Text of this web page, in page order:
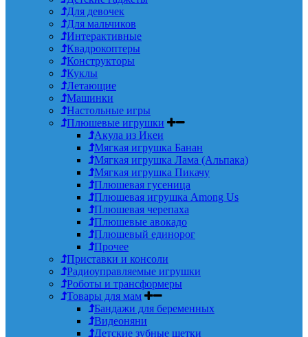
Для девочек
Для мальчиков
Интерактивные
Квадрокоптеры
Конструкторы
Куклы
Летающие
Машинки
Настольные игры
Плюшевые игрушки
Акула из Икеи
Мягкая игрушка Банан
Мягкая игрушка Лама (Альпака)
Мягкая игрушка Пикачу
Плюшевая гусеница
Плюшевая игрушка Among Us
Плюшевая черепаха
Плюшевые авокадо
Плюшевый единорог
Прочее
Приставки и консоли
Радиоуправляемые игрушки
Роботы и трансформеры
Товары для мам
Бандажи для беременных
Видеоняни
Детские зубные щетки